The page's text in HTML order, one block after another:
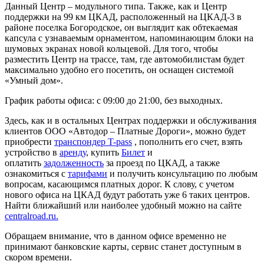
Данный Центр – модульного типа. Также, как и Центр
поддержки на 99 км ЦКАД, расположенный на ЦКАД-3 в
районе поселка Богородское, он выглядит как обтекаемая
капсула с узнаваемым орнаментом, напоминающим блоки на
шумовых экранах новой кольцевой. Для того, чтобы
разместить Центр на трассе, там, где автомобилистам будет
максимально удобно его посетить, он оснащен системой
«Умный дом».
График работы офиса: с 09:00 до 21:00, без выходных.
Здесь, как и в остальных Центрах поддержки и обслуживания
клиентов ООО «Автодор – Платные Дороги», можно будет
приобрести транспондер T-pass , пополнить его счет, взять
устройство в аренду, купить Билет и
оплатить задолженность за проезд по ЦКАД, а также
ознакомиться с тарифами и получить консультацию по любым
вопросам, касающимся платных дорог. К слову, с учетом
нового офиса на ЦКАД будут работать уже 6 таких центров.
Найти ближайший или наиболее удобный можно на сайте
centralroad.ru.
Обращаем внимание, что в данном офисе временно не
принимают банковские карты, сервис станет доступным в
скором времени.